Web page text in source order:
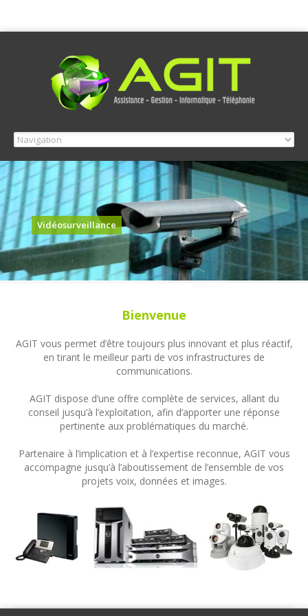
Vidéosurveillance
Bienvenue
AGIT vous permet d’être toujours plus innovant et plus réactif,
en tirant le meilleur parti de vos infrastructures de
communications.
AGIT dispose d’une offre complète de services, allant du
conseil jusqu’à l’exploitation, afin d’apporter une réponse
pertinente aux problématiques du marché.
Partenaire à l’implication et à l’expertise reconnue, AGIT vous
accompagne jusqu’à l’aboutissement de l’ensemble de vos
projets voix, données et images.